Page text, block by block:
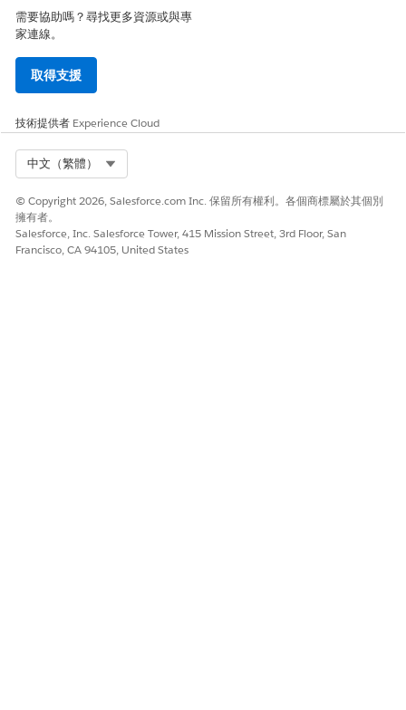
需要協助嗎？尋找更多資源或與專
家連線。
取得支援
技術提供者 Experience Cloud
中文（繁體）
© Copyright 2026, Salesforce.com Inc. 保留所有權利。各個商標屬於其個別
擁有者。
Salesforce, Inc. Salesforce Tower, 415 Mission Street, 3rd Floor, San
Francisco, CA 94105, United States